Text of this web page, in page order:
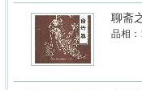
聊斋
品相：